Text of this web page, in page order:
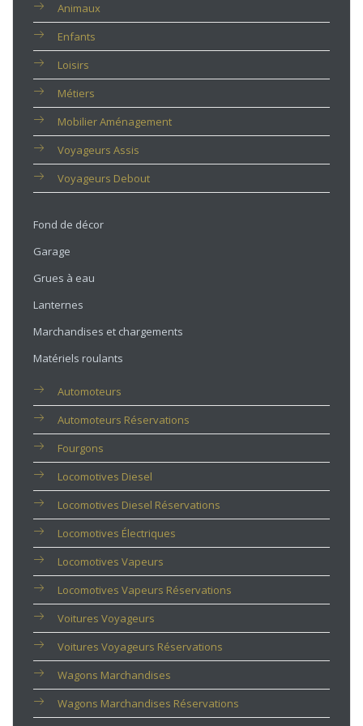
Animaux
Enfants
Loisirs
Métiers
Mobilier Aménagement
Voyageurs Assis
Voyageurs Debout
Fond de décor
Garage
Grues à eau
Lanternes
Marchandises et chargements
Matériels roulants
Automoteurs
Automoteurs Réservations
Fourgons
Locomotives Diesel
Locomotives Diesel Réservations
Locomotives Électriques
Locomotives Vapeurs
Locomotives Vapeurs Réservations
Voitures Voyageurs
Voitures Voyageurs Réservations
Wagons Marchandises
Wagons Marchandises Réservations